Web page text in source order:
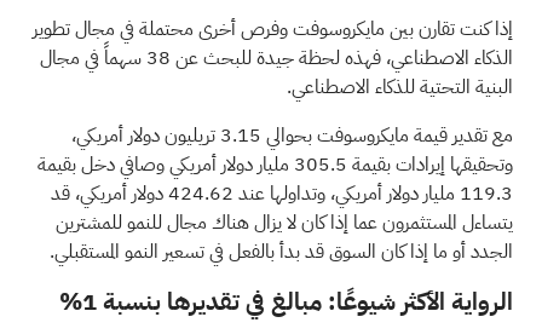
إذا كنت تقارن بين مايكروسوفت وفرص أخرى محتملة في مجال تطوير
الذكاء الاصطناعي، فهذه لحظة جيدة للبحث عن
38 سهماً في مجال
البنية التحتية للذكاء الاصطناعي.
مع تقدير قيمة مايكروسوفت بحوالي 3.15 تريليون دولار أمريكي،
وتحقيقها إيرادات بقيمة 305.5 مليار دولار أمريكي وصافي دخل بقيمة
119.3 مليار دولار أمريكي، وتداولها عند 424.62 دولار أمريكي، قد
يتساءل المستثمرون عما إذا كان لا يزال هناك مجال للنمو للمشترين
الجدد أو ما إذا كان السوق قد بدأ بالفعل في تسعير النمو المستقبلي.
الرواية الأكثر شيوعًا: مبالغ في تقديرها بنسبة 1%